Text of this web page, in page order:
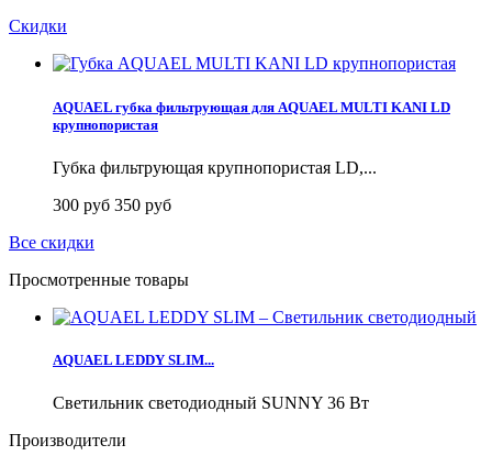
Скидки
AQUAEL губка фильтрующая для AQUAEL MULTI KANI LD
крупнопористая
Губка фильтрующая крупнопористая LD,...
300 руб 350 руб
Все скидки
Просмотренные товары
AQUAEL LEDDY SLIM...
Светильник светодиодный SUNNY 36 Вт
Производители